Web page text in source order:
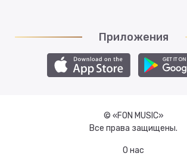
Приложения
© «FON MUSIC»
Все права защищены.
О нас